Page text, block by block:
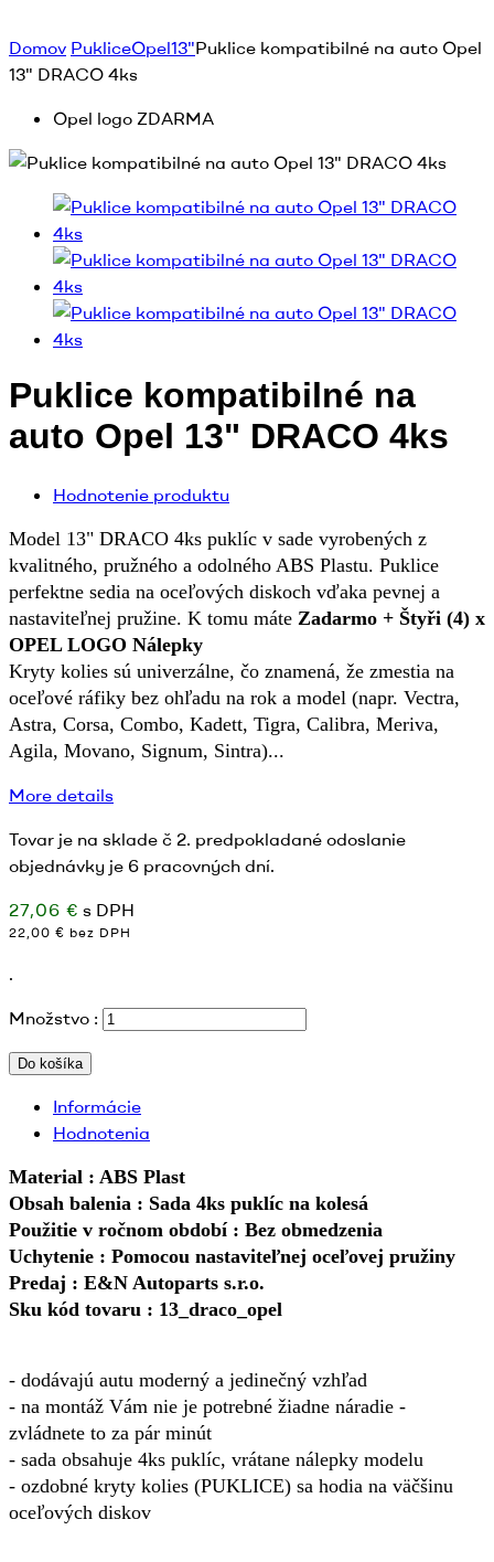
Domov PukliceOpel13"Puklice kompatibilné na auto Opel
13" DRACO 4ks
Opel logo ZDARMA
Puklice kompatibilné na
auto Opel 13" DRACO 4ks
Hodnotenie produktu
Model 13" DRACO 4ks puklíc v sade vyrobených z
kvalitného, pružného a odolného ABS Plastu. Puklice
perfektne sedia na oceľových diskoch vďaka pevnej a
nastaviteľnej pružine. K tomu máte Zadarmo + Štyři (4) x
OPEL LOGO Nálepky
Kryty kolies sú univerzálne, čo znamená, že zmestia na
oceľové ráfiky bez ohľadu na rok a model (napr. Vectra,
Astra, Corsa, Combo, Kadett, Tigra, Calibra, Meriva,
Agila, Movano, Signum, Sintra)...
More details
Tovar je na sklade č 2. predpokladané odoslanie
objednávky je 6 pracovných dní.
27,06 € s DPH
22,00 € bez DPH
.
Množstvo :
Do košíka
Informácie
Hodnotenia
Material : ABS Plast
Obsah balenia : Sada 4ks puklíc na kolesá
Použitie v ročnom období : Bez obmedzenia
Uchytenie : Pomocou nastaviteľnej oceľovej pružiny
Predaj : E&N Autoparts s.r.o.
Sku kód tovaru : 13_draco_opel
- dodávajú autu moderný a jedinečný vzhľad
- na montáž Vám nie je potrebné žiadne náradie -
zvládnete to za pár minút
- sada obsahuje 4ks puklíc, vrátane nálepky modelu
- ozdobné kryty kolies (PUKLICE) sa hodia na väčšinu
oceľových diskov